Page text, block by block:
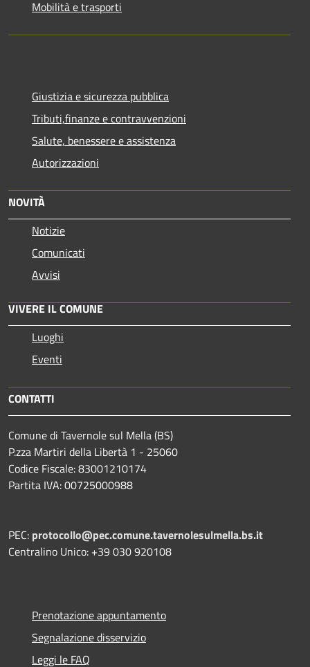
Mobilità e trasporti
Giustizia e sicurezza pubblica
Tributi,finanze e contravvenzioni
Salute, benessere e assistenza
Autorizzazioni
NOVITÀ
Notizie
Comunicati
Avvisi
VIVERE IL COMUNE
Luoghi
Eventi
CONTATTI
Comune di Tavernole sul Mella (BS)
P.zza Martiri della Libertà 1 - 25060
Codice Fiscale: 83001210174
Partita IVA: 00725000988
PEC: protocollo@pec.comune.tavernolesulmella.bs.it
Centralino Unico: +39 030 920108
Prenotazione appuntamento
Segnalazione disservizio
Leggi le FAQ